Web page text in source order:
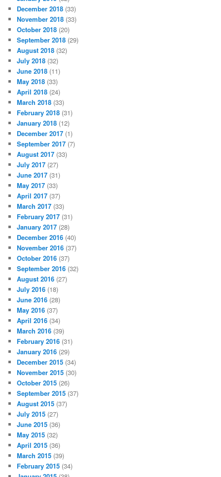
December 2018 (33)
November 2018 (33)
October 2018 (20)
September 2018 (29)
August 2018 (32)
July 2018 (32)
June 2018 (11)
May 2018 (33)
April 2018 (24)
March 2018 (33)
February 2018 (31)
January 2018 (12)
December 2017 (1)
September 2017 (7)
August 2017 (33)
July 2017 (27)
June 2017 (31)
May 2017 (33)
April 2017 (37)
March 2017 (33)
February 2017 (31)
January 2017 (28)
December 2016 (40)
November 2016 (37)
October 2016 (37)
September 2016 (32)
August 2016 (27)
July 2016 (18)
June 2016 (28)
May 2016 (37)
April 2016 (34)
March 2016 (39)
February 2016 (31)
January 2016 (29)
December 2015 (34)
November 2015 (30)
October 2015 (26)
September 2015 (37)
August 2015 (37)
July 2015 (27)
June 2015 (36)
May 2015 (32)
April 2015 (36)
March 2015 (39)
February 2015 (34)